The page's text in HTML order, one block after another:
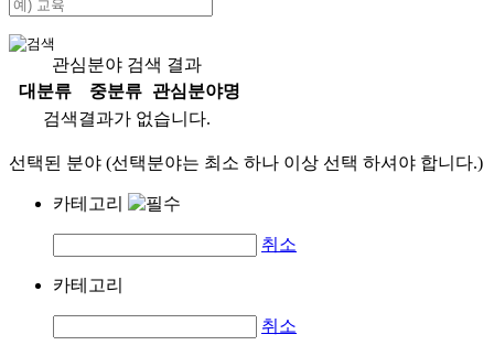
관심분야 검색 결과
대분류
중분류
관심분야명
검색결과가 없습니다.
선택된 분야 (선택분야는 최소 하나 이상 선택 하셔야 합니다.)
카테고리
취소
카테고리
취소